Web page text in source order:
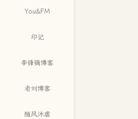
You&FM
印记
李锋镝博客
老刘博客
随风沐虐